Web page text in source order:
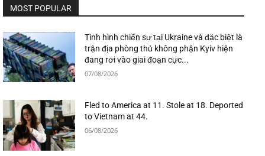
MOST POPULAR
Tình hình chiến sự tại Ukraine và đặc biệt là
trận địa phòng thủ không phận Kyiv hiện
đang rơi vào giai đoạn cực...
07/08/2026
Fled to America at 11. Stole at 18. Deported
to Vietnam at 44.
06/08/2026